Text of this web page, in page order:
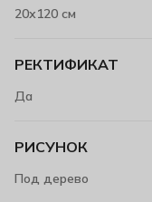
20х120 см
РЕКТИФИКАТ
Да
РИСУНОК
Под дерево